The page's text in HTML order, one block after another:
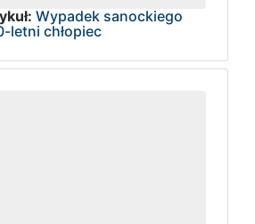
Wypadek sanockiego
letni chłopiec